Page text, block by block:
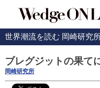
世界潮流を読む 岡崎研究
ブレグジットの果て
岡崎研究所